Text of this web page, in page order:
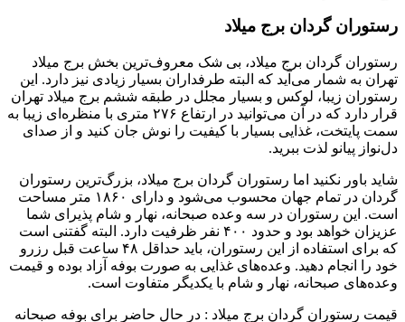
رستوران گردان برج میلاد
رستوران گردان برج میلاد، بی شک معروف‌ترین بخش برج میلاد
تهران به شمار می‌آید که البته طرفداران بسیار زیادی نیز دارد. این
رستوران زیبا، لوکس و بسیار مجلل در طبقه ششم برج میلاد تهران
قرار دارد که در آن می‌توانید در ارتفاع ۲۷۶ متری با منظره‌ای زیبا به
سمت پایتخت، غذایی بسیار با کیفیت را نوش جان کنید و از صدای
دل‌نواز پیانو لذت ببرید.
شاید باور نکنید اما رستوران گردان برج میلاد، بزرگ‌ترین رستوران
گردان در تمام جهان محسوب می‌شود و دارای ۱۸۶۰ متر مساحت
است. این رستوران در سه وعده صبحانه، نهار و شام پذیرای شما
عزیزان خواهد بود و حدود ۴۰۰ نفر ظرفیت دارد. البته گفتنی است
که برای استفاده از این رستوران، باید حداقل ۴۸ ساعت قبل رزرو
خود را انجام دهید. وعده‌های غذایی به صورت بوفه آزاد بوده و قیمت
وعده‌های صبحانه، نهار و شام با یکدیگر متفاوت است.
قیمت رستوران گردان برج میلاد : در حال حاضر برای بوفه صبحانه